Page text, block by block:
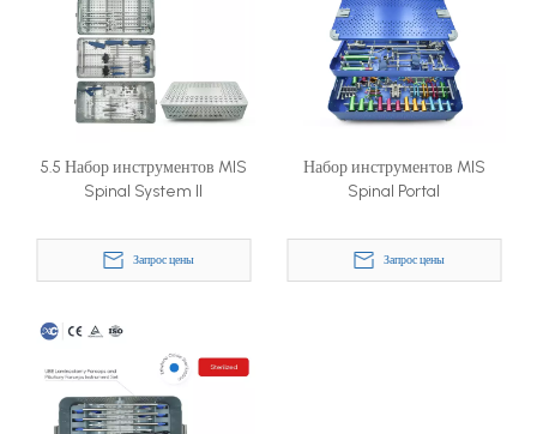
5.5 Набор инструментов MIS
Spinal System II
Запрос цены
Набор инструментов MIS
Spinal Portal
Запрос цены